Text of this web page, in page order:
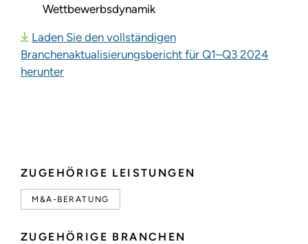
ZUGEHÖRIGE LEISTUNGEN
M&A-BERATUNG
ZUGEHÖRIGE BRANCHEN
Wettbewerbsdynamik
Laden Sie den vollständigen
Branchenaktualisierungsbericht für Q1–Q3 2024
herunter